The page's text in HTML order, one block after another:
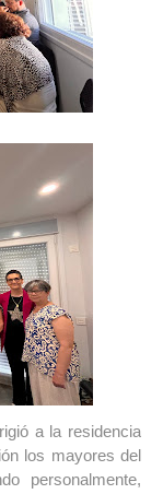
a la residencia
los mayores del
personalmente,